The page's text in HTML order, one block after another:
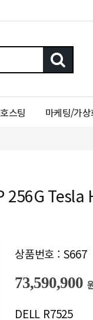
스팅 마케팅/가상
256G Tesla
상품번호 : S667
73,590,900
DELL R7525